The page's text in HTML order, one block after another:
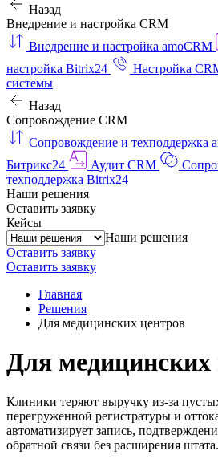
Назад
Внедрение и настройка CRM
Внедрение и настройка amoCRM
настройка Bitrix24
Настройка
системы
Назад
Сопровождение CRM
Сопровождение и техподдержка
Битрикс24
Аудит CRM
техподдержка Bitrix24
Наши решения
Оставить заявку
Кейсы
Наши решения
Оставить заявку
Оставить заявку
Главная
Решения
Для медицинских центров
Для медицинских
Клиники теряют выручку из-за
перегруженной регистратуры и
автоматизирует запись,
обратной связи без расширения штата.